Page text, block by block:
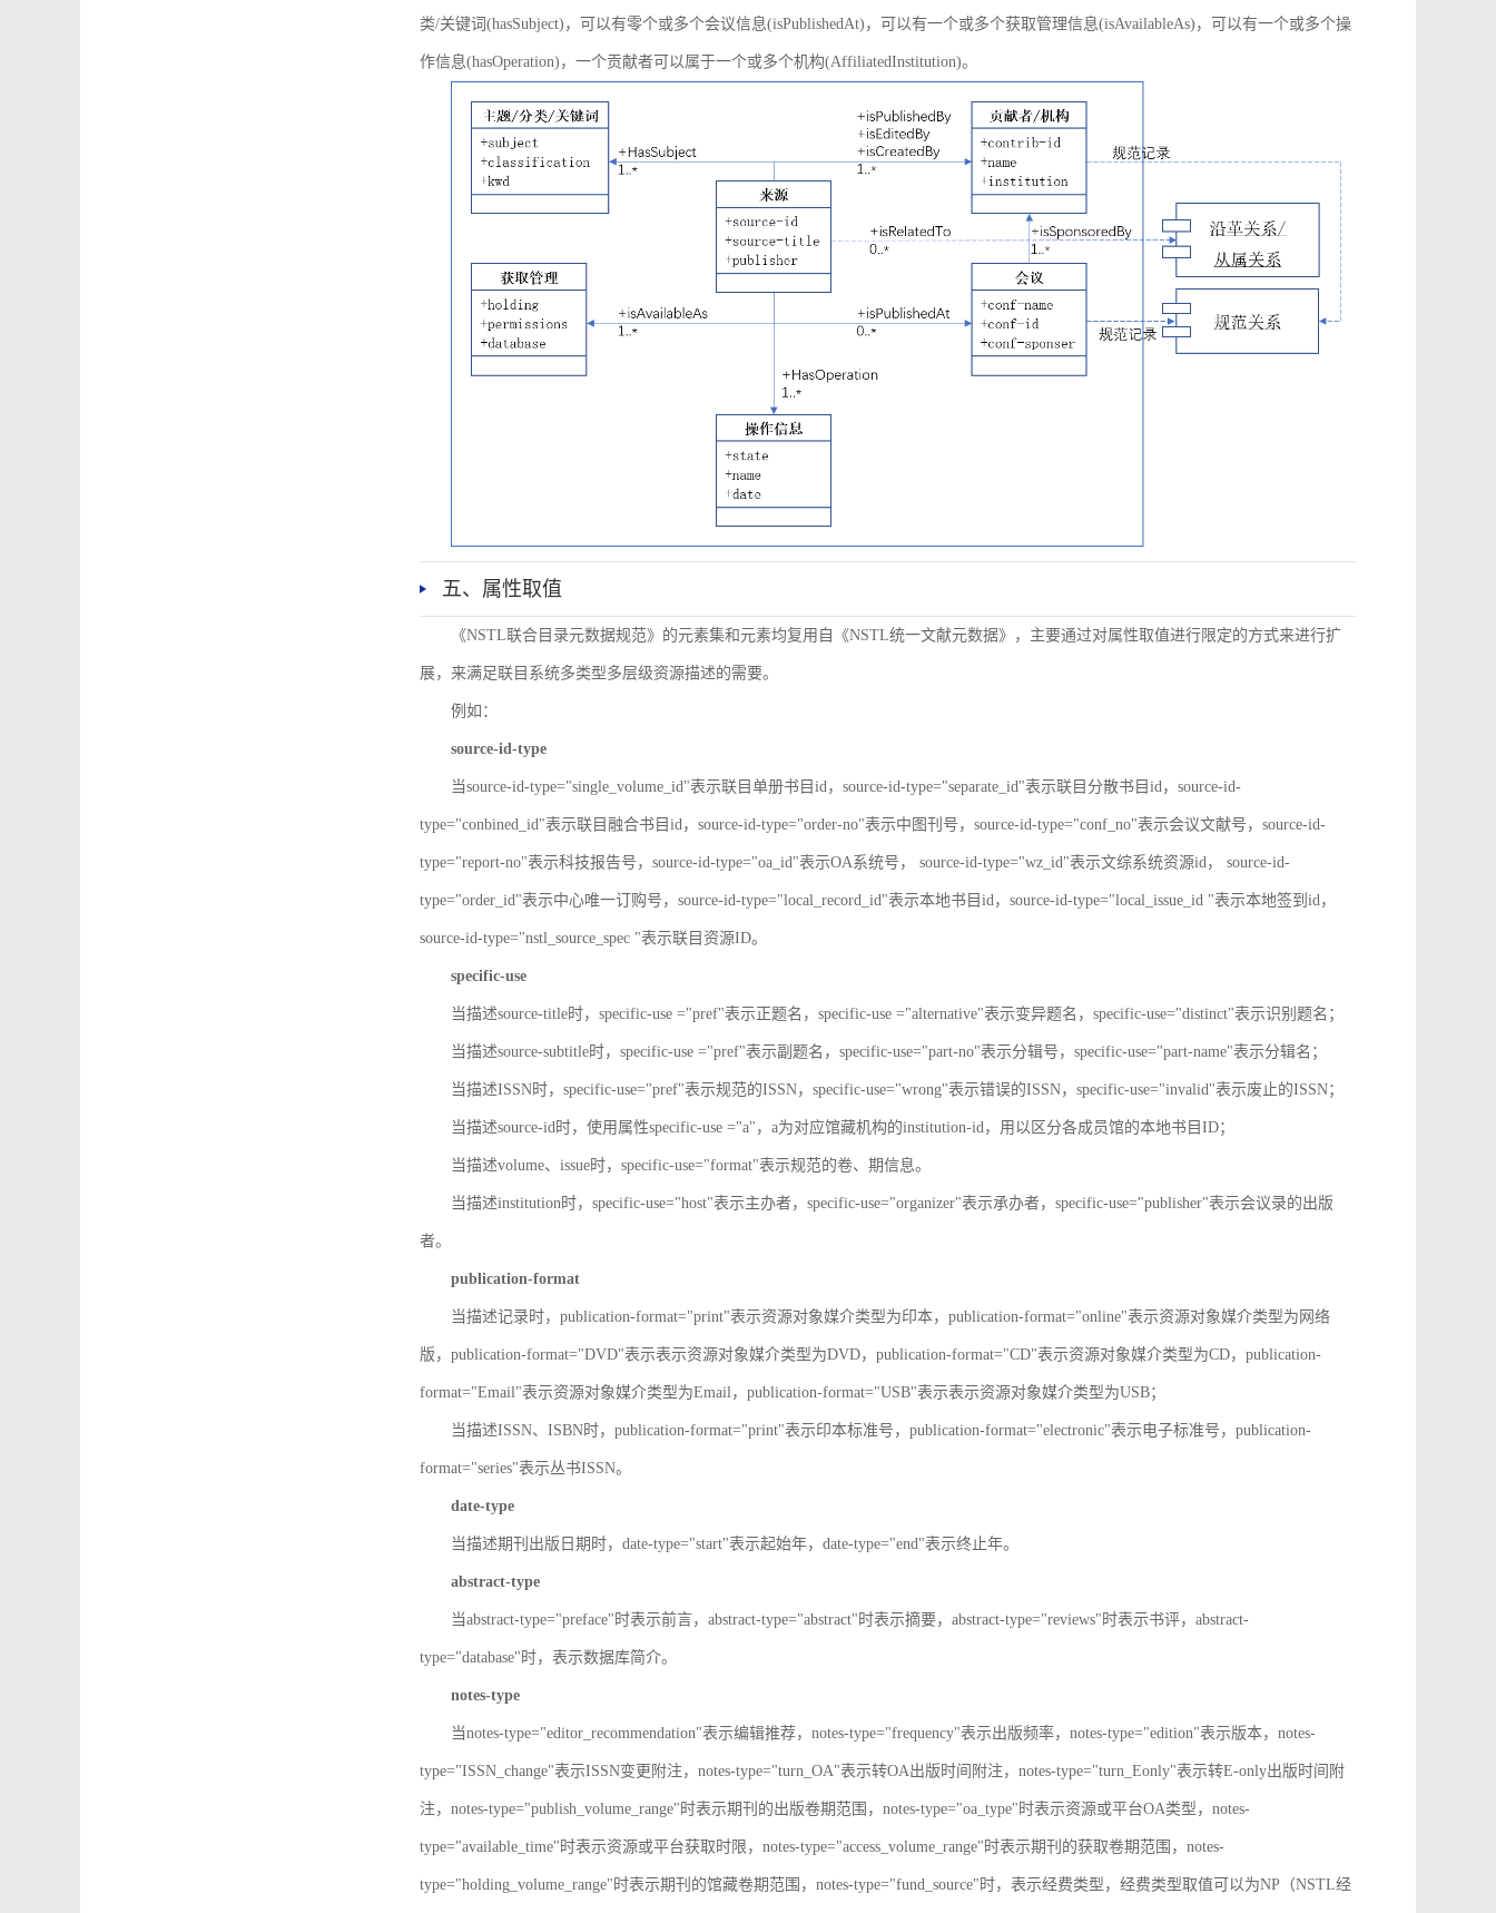
类/关键词(hasSubject)，可以有零个或多个会议信息(isPublishedAt)，可以有一个或多个获取管理信息(isAvailableAs)，可以有一个或多个操
作信息(hasOperation)，一个贡献者可以属于一个或多个机构(AffiliatedInstitution)。
五、属性取值
《NSTL联合目录元数据规范》的元素集和元素均复用自《NSTL统一文献元数据》，主要通过对属性取值进行限定的方式来进行扩
展，来满足联目系统多类型多层级资源描述的需要。
例如：
source-id-type
当source-id-type="single_volume_id"表示联目单册书目id，source-id-type="separate_id"表示联目分散书目id，source-id-
type="conbined_id"表示联目融合书目id，source-id-type="order-no"表示中图刊号，source-id-type="conf_no"表示会议文献号，source-id-
type="report-no"表示科技报告号，source-id-type="oa_id"表示OA系统号， source-id-type="wz_id"表示文综系统资源id， source-id-
type="order_id"表示中心唯一订购号，source-id-type="local_record_id"表示本地书目id，source-id-type="local_issue_id "表示本地签到id，
source-id-type="nstl_source_spec "表示联目资源ID。
specific-use
当描述source-title时，specific-use ="pref"表示正题名，specific-use ="alternative"表示变异题名，specific-use="distinct"表示识别题名；
当描述source-subtitle时，specific-use ="pref"表示副题名，specific-use="part-no"表示分辑号，specific-use="part-name"表示分辑名；
当描述ISSN时，specific-use="pref"表示规范的ISSN，specific-use="wrong"表示错误的ISSN，specific-use="invalid"表示废止的ISSN；
当描述source-id时，使用属性specific-use ="a"，a为对应馆藏机构的institution-id，用以区分各成员馆的本地书目ID；
当描述volume、issue时，specific-use="format"表示规范的卷、期信息。
当描述institution时，specific-use="host"表示主办者，specific-use="organizer"表示承办者，specific-use="publisher"表示会议录的出版
者。
publication-format
当描述记录时，publication-format="print"表示资源对象媒介类型为印本，publication-format="online"表示资源对象媒介类型为网络
版，publication-format="DVD"表示表示资源对象媒介类型为DVD，publication-format="CD"表示资源对象媒介类型为CD，publication-
format="Email"表示资源对象媒介类型为Email，publication-format="USB"表示表示资源对象媒介类型为USB；
当描述ISSN、ISBN时，publication-format="print"表示印本标准号，publication-format="electronic"表示电子标准号，publication-
format="series"表示丛书ISSN。
date-type
当描述期刊出版日期时，date-type="start"表示起始年，date-type="end"表示终止年。
abstract-type
当abstract-type="preface"时表示前言，abstract-type="abstract"时表示摘要，abstract-type="reviews"时表示书评，abstract-
type="database"时，表示数据库简介。
notes-type
当notes-type="editor_recommendation"表示编辑推荐，notes-type="frequency"表示出版频率，notes-type="edition"表示版本，notes-
type="ISSN_change"表示ISSN变更附注，notes-type="turn_OA"表示转OA出版时间附注，notes-type="turn_Eonly"表示转E-only出版时间附
注，notes-type="publish_volume_range"时表示期刊的出版卷期范围，notes-type="oa_type"时表示资源或平台OA类型，notes-
type="available_time"时表示资源或平台获取时限，notes-type="access_volume_range"时表示期刊的获取卷期范围，notes-
type="holding_volume_range"时表示期刊的馆藏卷期范围，notes-type="fund_source"时，表示经费类型，经费类型取值可以为NP（NSTL经